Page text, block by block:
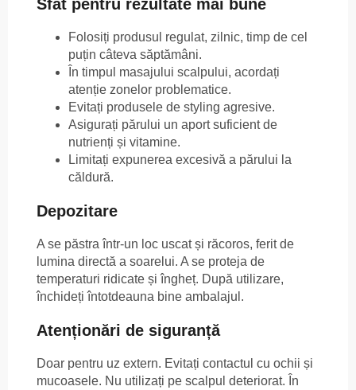
Sfat pentru rezultate mai bune
Folosiți produsul regulat, zilnic, timp de cel
puțin câteva săptămâni.
În timpul masajului scalpului, acordați
atenție zonelor problematice.
Evitați produsele de styling agresive.
Asigurați părului un aport suficient de
nutrienți și vitamine.
Limitați expunerea excesivă a părului la
căldură.
Depozitare
A se păstra într-un loc uscat și răcoros, ferit de
lumina directă a soarelui. A se proteja de
temperaturi ridicate și îngheț. După utilizare,
închideți întotdeauna bine ambalajul.
Atenționări de siguranță
Doar pentru uz extern. Evitați contactul cu ochii și
mucoasele. Nu utilizați pe scalpul deteriorat. În